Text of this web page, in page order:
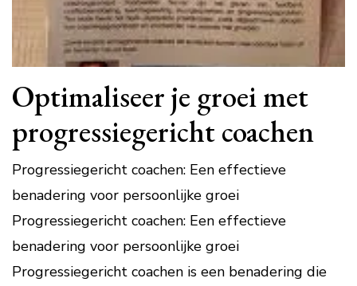
Optimaliseer je groei met
progressiegericht coachen
Progressiegericht coachen: Een effectieve
benadering voor persoonlijke groei
Progressiegericht coachen: Een effectieve
benadering voor persoonlijke groei
Progressiegericht coachen is een benadering die